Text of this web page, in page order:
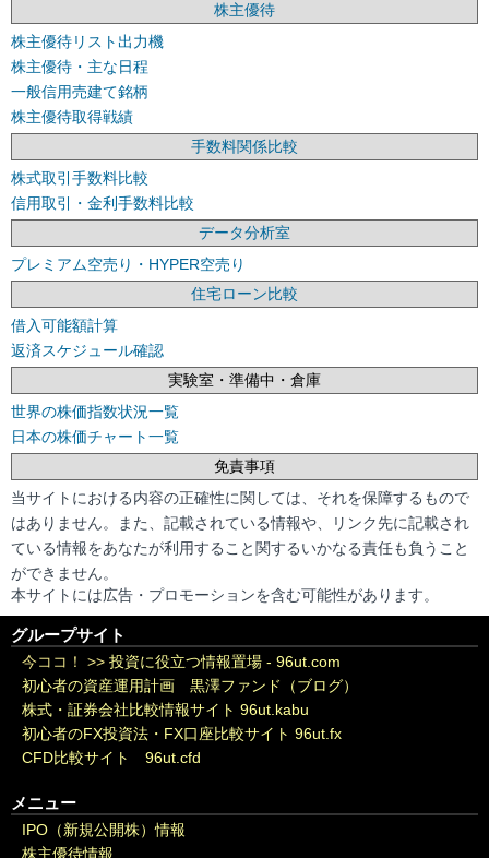
株主優待
株主優待リスト出力機
株主優待・主な日程
一般信用売建て銘柄
株主優待取得戦績
手数料関係比較
株式取引手数料比較
信用取引・金利手数料比較
データ分析室
プレミアム空売り・HYPER空売り
住宅ローン比較
借入可能額計算
返済スケジュール確認
実験室・準備中・倉庫
世界の株価指数状況一覧
日本の株価チャート一覧
免責事項
当サイトにおける内容の正確性に関しては、それを保障するもので
はありません。また、記載されている情報や、リンク先に記載され
ている情報をあなたが利用すること関するいかなる責任も負うこと
ができません。
本サイトには広告・プロモーションを含む可能性があります。
グループサイト
今ココ！ >> 投資に役立つ情報置場 - 96ut.com
初心者の資産運用計画 黒澤ファンド（ブログ）
株式・証券会社比較情報サイト 96ut.kabu
初心者のFX投資法・FX口座比較サイト 96ut.fx
CFD比較サイト 96ut.cfd
メニュー
IPO（新規公開株）情報
株主優待情報